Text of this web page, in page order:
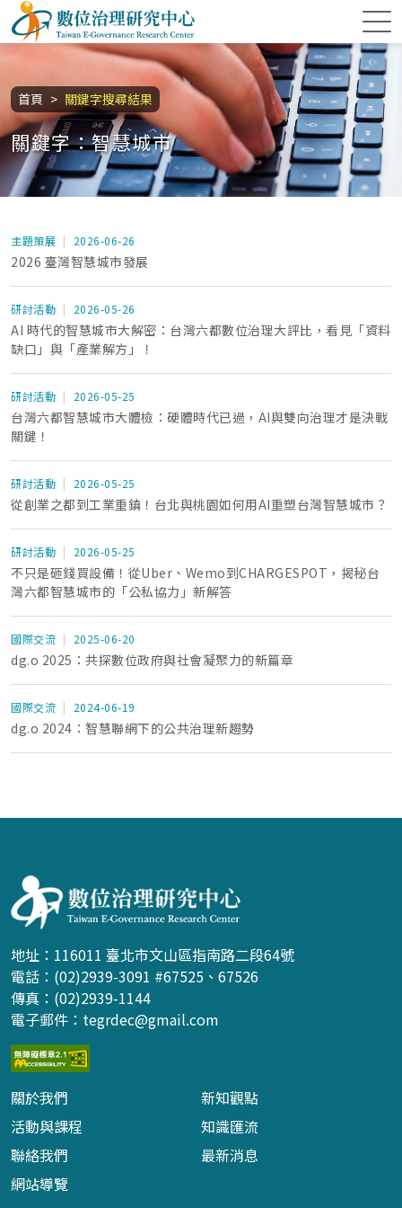
跳到主要內容區塊
數位治理研究中心
首頁 關鍵字搜尋結果
:::
關鍵字：智慧城市
主題策展 2026-06-26
2026 臺灣智慧城市發展
研討活動 2026-05-26
AI 時代的智慧城市大解密：台灣六都數位治理大評比，看見「資料
缺口」與「產業解方」！
研討活動 2026-05-25
台灣六都智慧城市大體檢：硬體時代已過，AI與雙向治理才是決戰
關鍵！
研討活動 2026-05-25
從創業之都到工業重鎮！台北與桃園如何用AI重塑台灣智慧城市？
研討活動 2026-05-25
不只是砸錢買設備！從Uber、Wemo到CHARGESPOT，揭秘台
灣六都智慧城市的「公私協力」新解答
國際交流 2025-06-20
dg.o 2025：共探數位政府與社會凝聚力的新篇章
國際交流 2024-06-19
dg.o 2024：智慧聯網下的公共治理新趨勢
地址：116011 臺北市文山區指南路二段64號
電話：(02)2939-3091 #67525、67526
傳真：(02)2939-1144
電子郵件： tegrdec@gmail.com
關於我們
新知觀點
活動與課程
知識匯流
聯絡我們
最新消息
網站導覽